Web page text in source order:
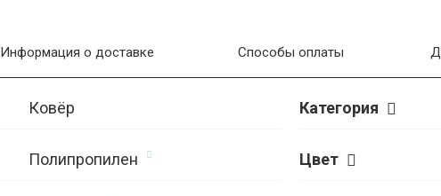
Ковёр Категория
Полипропилен Цвет
Информация о доставке Способы оплаты